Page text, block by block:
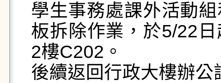
學生事務處課外活動
板拆除作業，於5/22
2樓C202。
後續返回行政大樓辦公